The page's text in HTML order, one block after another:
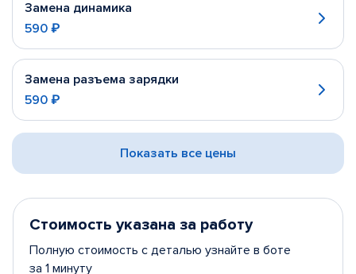
Замена динамика
590 ₽
Замена разъема зарядки
590 ₽
Показать все цены
Стоимость указана за работу
Полную стоимость с деталью узнайте в боте
за 1 минуту